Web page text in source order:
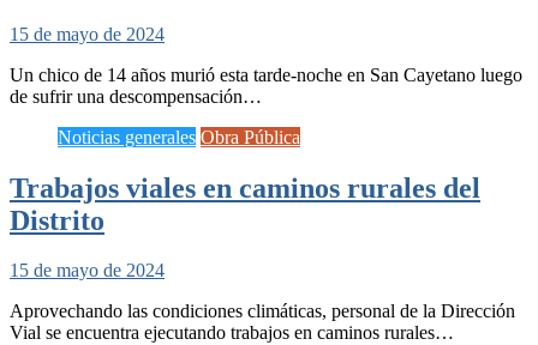
15 de mayo de 2024
Un chico de 14 años murió esta tarde-noche en San Cayetano luego
de sufrir una descompensación…
Noticias generales Obra Pública
Trabajos viales en caminos rurales del
Distrito
15 de mayo de 2024
Aprovechando las condiciones climáticas, personal de la Dirección
Vial se encuentra ejecutando trabajos en caminos rurales…